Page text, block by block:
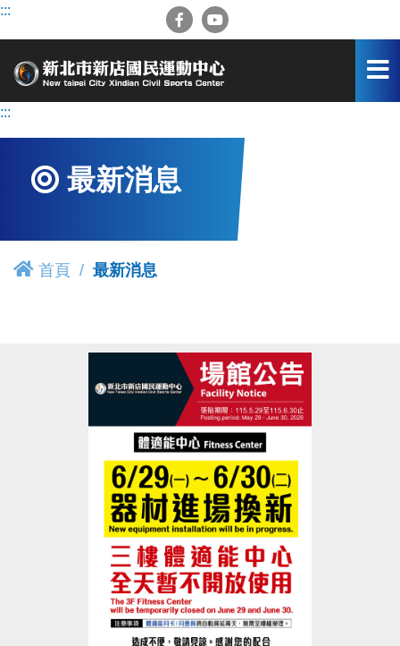
跳
容
:::
:::
最新消息
首頁 最新消息